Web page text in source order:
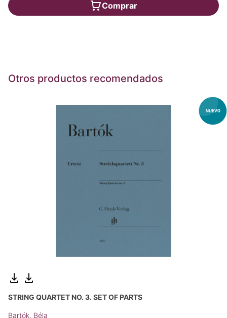
Comprar
Otros productos recomendados
STRING QUARTET NO. 3. SET OF PARTS
Bartók, Béla